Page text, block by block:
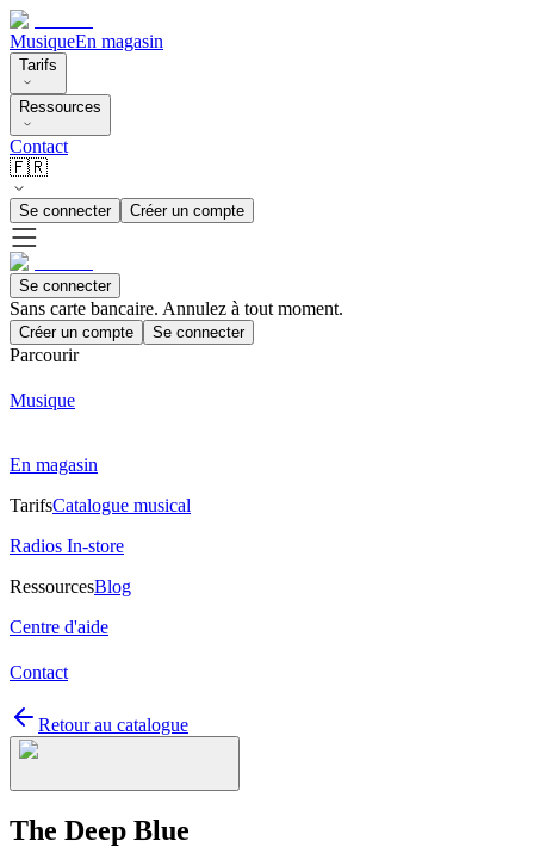
MusiqueEn magasin
Tarifs
Ressources
Contact
🇫🇷
Se connecter Créer un compte
Se connecter
Sans carte bancaire. Annulez à tout moment.
Créer un compte Se connecter
Parcourir
Musique
En magasin
TarifsCatalogue musical
Radios In-store
RessourcesBlog
Centre d'aide
Contact
Retour au catalogue
The Deep Blue